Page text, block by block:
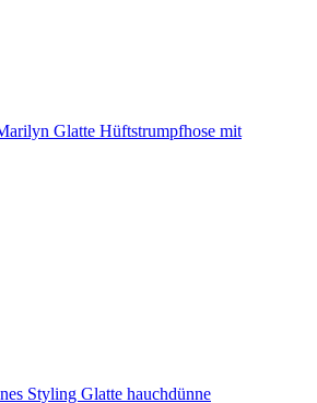
Glatte Hüftstrumpfhose mit
Styling Glatte hauchdünne